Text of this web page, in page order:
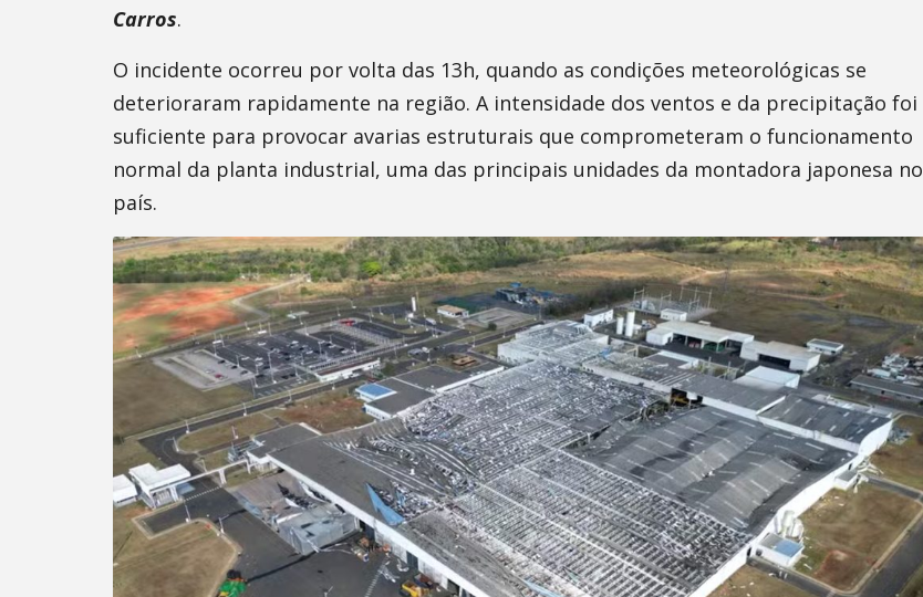
Carros.
O incidente ocorreu por volta das 13h, quando as condições meteorológicas se
deterioraram rapidamente na região. A intensidade dos ventos e da precipitação foi
suficiente para provocar avarias estruturais que comprometeram o funcionamento
normal da planta industrial, uma das principais unidades da montadora japonesa no
país.